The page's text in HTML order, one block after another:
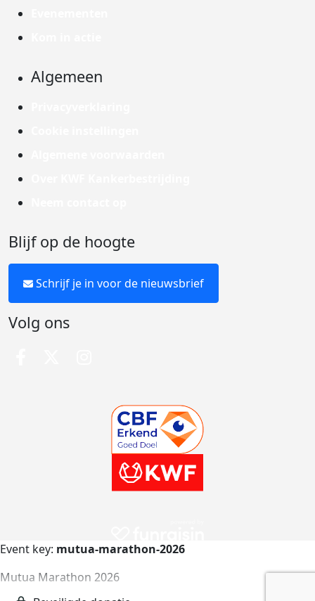
Algemeen
Blijf op de hoogte
Schrijf je in voor de nieuwsbrief
Volg ons
Event key: mutua-marathon-2026
Mutua Marathon 2026